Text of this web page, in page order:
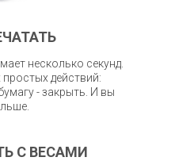
несколько секунд.
действий:
- закрыть. И вы
С ВЕСАМИ